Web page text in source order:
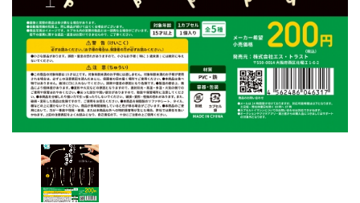
景品・玩具・文具
販促用カプセルトイ
よくあるご質問